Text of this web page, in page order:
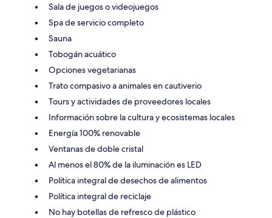
Sala de juegos o videojuegos
Spa de servicio completo
Sauna
Tobogán acuático
Opciones vegetarianas
Trato compasivo a animales en cautiverio
Tours y actividades de proveedores locales
Información sobre la cultura y ecosistemas locales
Energía 100% renovable
Ventanas de doble cristal
Al menos el 80% de la iluminación es LED
Política integral de desechos de alimentos
Política integral de reciclaje
No hay botellas de refresco de plástico